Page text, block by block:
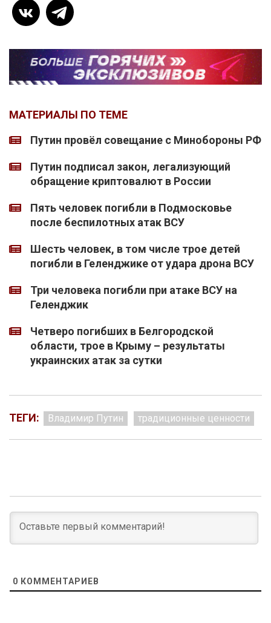
МАТЕРИАЛЫ ПО ТЕМЕ
Путин провёл совещание с Минобороны РФ
Путин подписал закон, легализующий
обращение криптовалют в России
Пять человек погибли в Подмосковье
после беспилотных атак ВСУ
Шесть человек, в том числе трое детей
погибли в Геленджике от удара дрона ВСУ
Три человека погибли при атаке ВСУ на
Геленджик
Четверо погибших в Белгородской
области, трое в Крыму – результаты
украинских атак за сутки
ТЕГИ: Владимир Путин традиционные ценности
0 КОММЕНТАРИЕВ